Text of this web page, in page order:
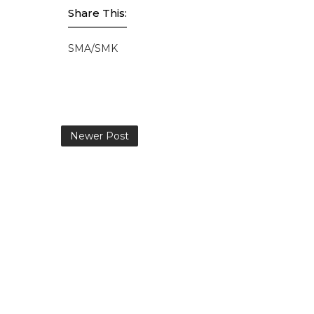
Share This:
SMA/SMK
Newer Post